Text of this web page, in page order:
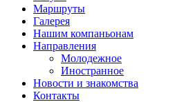
Маршруты
Галерея
Нашим компаньонам
Направления
Молодежное
Иностранное
Новости и знакомства
Контакты